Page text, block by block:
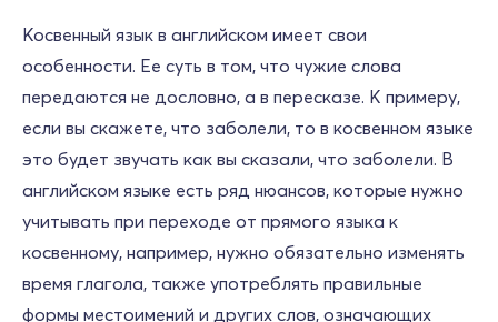
Косвенный язык в английском имеет свои
особенности. Ее суть в том, что чужие слова
передаются не дословно, а в пересказе. К примеру,
если вы скажете, что заболели, то в косвенном языке
это будет звучать как вы сказали, что заболели. В
английском языке есть ряд нюансов, которые нужно
учитывать при переходе от прямого языка к
косвенному, например, нужно обязательно изменять
время глагола, также употреблять правильные
формы местоимений и других слов, означающих